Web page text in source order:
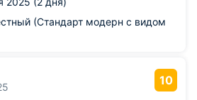
там нет места, организована
за соседним зданием.
на выбор. Завтрак подают в
красиво накрывает стол.
приветливые.
(Стандарт модерн с видом
10